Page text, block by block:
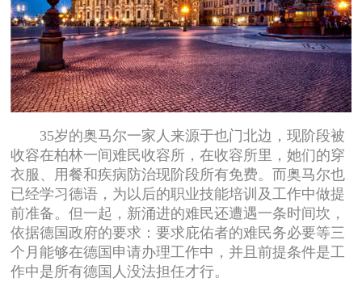
35岁的奥马尔一家人来源于也门北边，现阶段被
收容在柏林一间难民收容所，在收容所里，她们的穿
衣服、用餐和疾病防治现阶段所有免费。而奥马尔也
已经学习德语，为以后的职业技能培训及工作中做提
前准备。但一起，新涌进的难民还遭遇一条时间坎，
依据德国政府的要求：要求庇佑者的难民务必要等三
个月能够在德国申请办理工作中，并且前提条件是工
作中是所有德国人没法担任才行。